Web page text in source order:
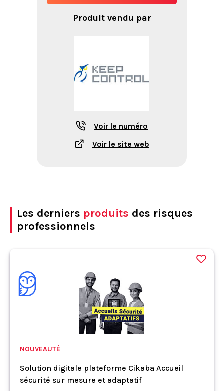
Produit vendu par
Voir le numéro
Voir le site web
Les derniers produits des risques
professionnels
NOUVEAUTÉ
Solution digitale plateforme Cikaba Accueil
sécurité sur mesure et adaptatif